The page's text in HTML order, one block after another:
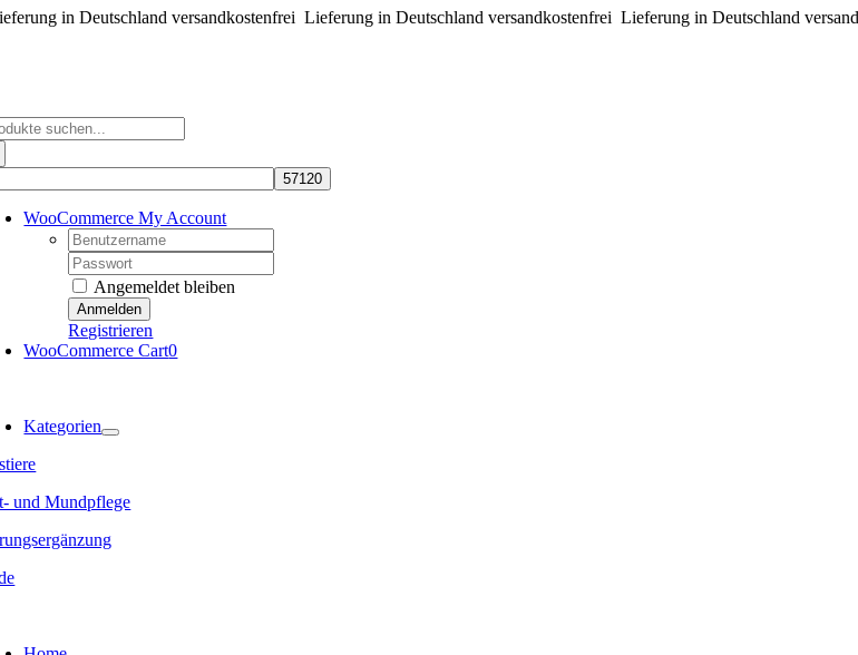
Zum
in Deutschland versandkostenfreiLieferung in Deutschland versandkostenfrei Lieferung in Deutschland
WooCommerce My Account
Username:
Password:
Angemeldet bleiben
Registrieren
WooCommerce Cart0
Kategorien
und Mundpflege